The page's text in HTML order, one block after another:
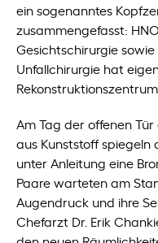
ein sogenanntes
zusammengefasst:
Gesichtschirurgie
Unfallchirurgie hat
Rekonstruktionszentrum.
Am Tag der offenen
aus Kunststoff
unter Anleitung eine
Paare warteten am
Augendruck und ihre
Chefarzt Dr. Erik